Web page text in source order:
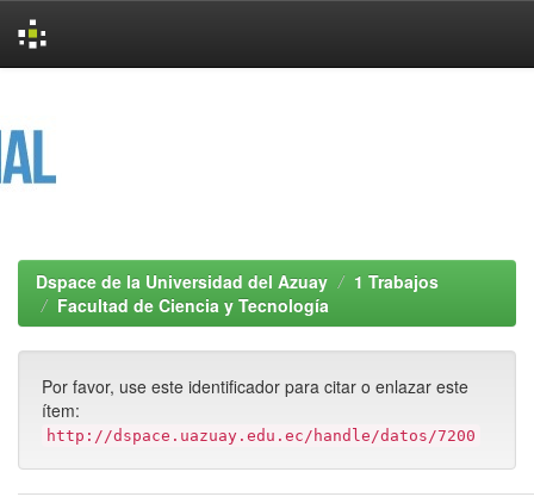
Dspace de la Universidad del Azuay
1 Trabajos
Facultad de Ciencia y Tecnología
Por favor, use este identificador para citar o enlazar este
ítem:
http://dspace.uazuay.edu.ec/handle/datos/7200